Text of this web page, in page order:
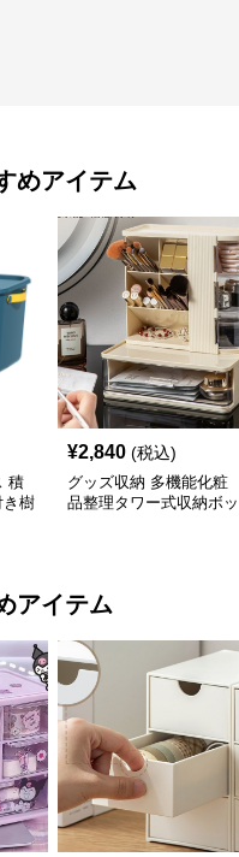
めアイテム
積
き樹
¥2,840 (税込)
グッズ収納 多機能化粧
品整理タワー式収納ボッ
アイテム